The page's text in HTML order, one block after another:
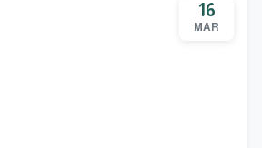
16
MAR